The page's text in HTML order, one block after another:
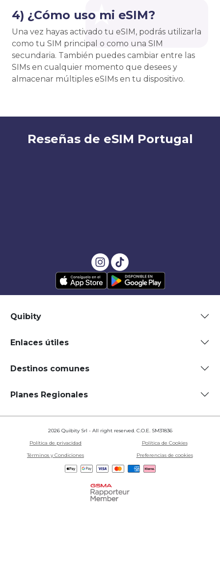
4) ¿Cómo uso mi eSIM?
Una vez hayas activado tu eSIM, podrás utilizarla
como tu SIM principal o como una SIM
secundaria. También puedes cambiar entre las
SIMs en cualquier momento que desees y
almacenar múltiples eSIMs en tu dispositivo.
Reseñas de eSIM Portugal
Quibity
Enlaces útiles
Destinos comunes
Planes Regionales
2026 Quibity Srl - All right reserved. C.O.E. SM31836
Política de privacidad
Política de Cookies
Términos y Condiciones
Preferencias de cookies